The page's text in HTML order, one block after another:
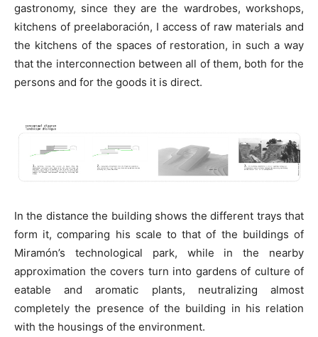
gastronomy, since they are the wardrobes, workshops,
kitchens of preelaboración, I access of raw materials and
the kitchens of the spaces of restoration, in such a way
that the interconnection between all of them, both for the
persons and for the goods it is direct.
In the distance the building shows the different trays that
form it, comparing his scale to that of the buildings of
Miramón’s technological park, while in the nearby
approximation the covers turn into gardens of culture of
eatable and aromatic plants, neutralizing almost
completely the presence of the building in his relation
with the housings of the environment.